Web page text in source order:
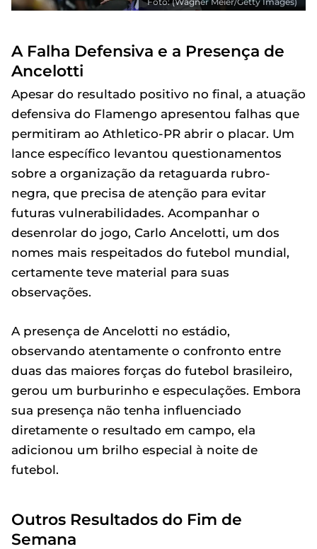
A Falha Defensiva e a Presença de
Ancelotti
Apesar do resultado positivo no final, a atuação
defensiva do Flamengo apresentou falhas que
permitiram ao Athletico-PR abrir o placar. Um
lance específico levantou questionamentos
sobre a organização da retaguarda rubro-
negra, que precisa de atenção para evitar
futuras vulnerabilidades. Acompanhar o
desenrolar do jogo, Carlo Ancelotti, um dos
nomes mais respeitados do futebol mundial,
certamente teve material para suas
observações.
A presença de Ancelotti no estádio,
observando atentamente o confronto entre
duas das maiores forças do futebol brasileiro,
gerou um burburinho e especulações. Embora
sua presença não tenha influenciado
diretamente o resultado em campo, ela
adicionou um brilho especial à noite de
futebol.
Outros Resultados do Fim de
Semana